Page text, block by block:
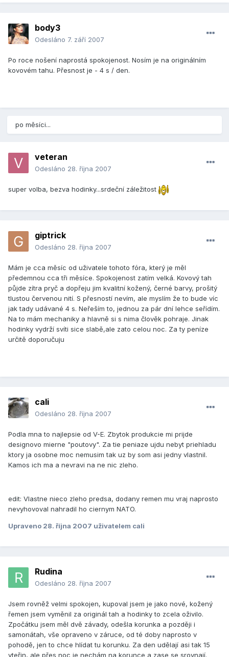
body3
Odesláno 7. září 2007
Po roce nošení naprostá spokojenost. Nosím je na originálním
kovovém tahu. Přesnost je - 4 s / den.
po měsíci...
veteran
Odesláno 28. října 2007
super volba, bezva hodinky...srdeční záležitost
giptrick
Odesláno 28. října 2007
Mám je cca měsíc od uživatele tohoto fóra, který je měl
předemnou cca tři měsíce. Spokojenost zatím velká. Kovový tah
půjde zítra pryč a dopřeju jim kvalitní kožený, černé barvy, prošitý
tlustou červenou nití. S přesností nevím, ale myslím že to bude víc
jak tady udávané 4 s. Neřeším to, jednou za pár dní lehce seřídím.
Na to mám mechaniky a hlavně si s nima člověk pohraje. Jinak
hodinky vydrží svíti sice slabě,ale zato celou noc. Za ty peníze
určitě doporučuju
cali
Odesláno 28. října 2007
Podla mna to najlepsie od V-E. Zbytok produkcie mi prijde
designovo mierne "poutovy". Za tie peniaze ujdu nebyt priehladu
ktory ja osobne moc nemusim tak uz by som asi jedny vlastnil.
Kamos ich ma a nevravi na ne nic zleho.
edit: Vlastne nieco zleho predsa, dodany remen mu vraj naprosto
nevyhovoval nahradil ho ciernym NATO.
Upraveno 28. října 2007 uživatelem cali
Rudina
Odesláno 28. října 2007
Jsem rovněž velmi spokojen, kupoval jsem je jako nové, kožený
řemen jsem vyměnil za originál tah a hodinky to zcela oživilo.
Zpočátku jsem měl dvě závady, odešla korunka a později i
samonátah, vše opraveno v záruce, od té doby naprosto v
pohodě, jen to chce hlídat tu korunku. Za den udělají asi tak 15
vteřin, ale přes noc je nechám na korunce a zase se srovnají.